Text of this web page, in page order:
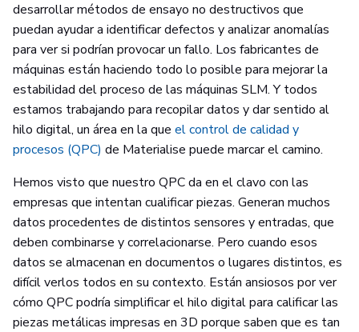
desarrollar métodos de ensayo no destructivos que
puedan ayudar a identificar defectos y analizar anomalías
para ver si podrían provocar un fallo. Los fabricantes de
máquinas están haciendo todo lo posible para mejorar la
estabilidad del proceso de las máquinas SLM. Y todos
estamos trabajando para recopilar datos y dar sentido al
hilo digital, un área en la que el control de calidad y
procesos (QPC) de Materialise puede marcar el camino.
Hemos visto que nuestro QPC da en el clavo con las
empresas que intentan cualificar piezas. Generan muchos
datos procedentes de distintos sensores y entradas, que
deben combinarse y correlacionarse. Pero cuando esos
datos se almacenan en documentos o lugares distintos, es
difícil verlos todos en su contexto. Están ansiosos por ver
cómo QPC podría simplificar el hilo digital para calificar las
piezas metálicas impresas en 3D porque saben que es tan